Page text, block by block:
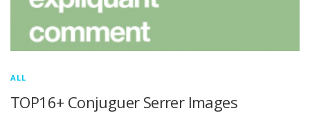
ALL
TOP16+ Conjuguer Serrer Images